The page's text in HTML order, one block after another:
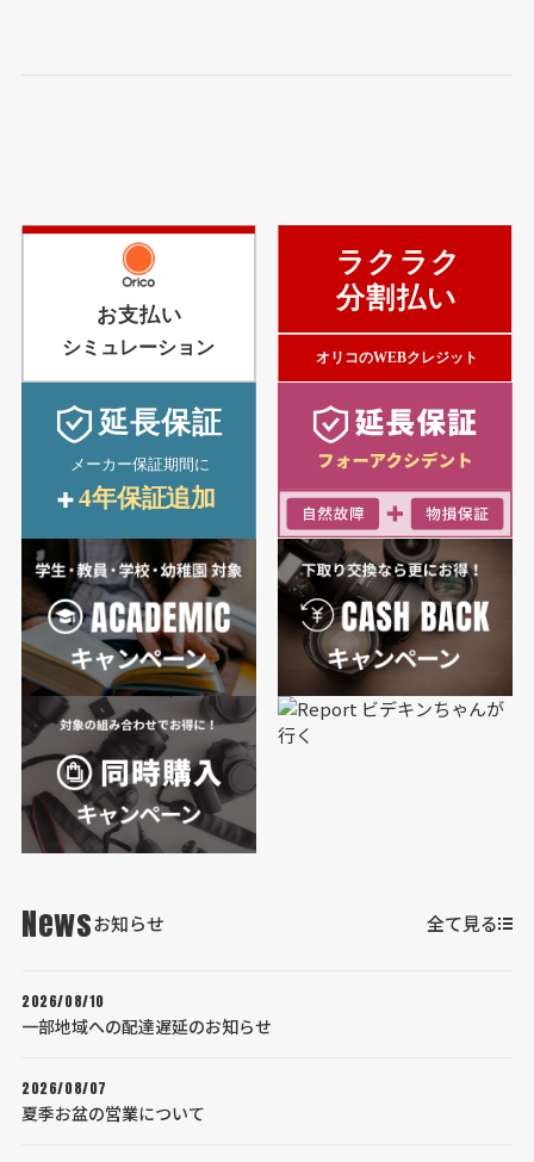
Newsお知らせ 全て見る
2026/08/10
一部地域への配達遅延のお知らせ
2026/08/07
夏季お盆の営業について